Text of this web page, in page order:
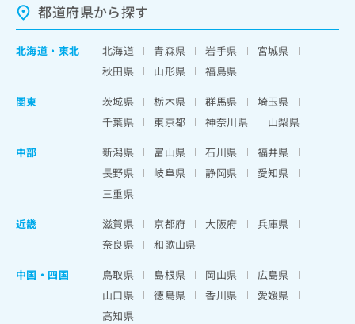
都道府県から探す
北海道 ・ 東北 北海道 青森県 岩手県
宮城県
秋田県
山形県
福島県
関東
茨城県 栃木県 群馬県
埼玉県
千葉県
東京都 神奈川県
山梨県
中部
新潟県 富山県 石川県
福井県
長野県
岐阜県 静岡県
愛知県
三重県
近畿
滋賀県 京都府 大阪府
兵庫県
奈良県
和歌山県
中国・四国
鳥取県 島根県 岡山県
広島県
山口県
徳島県 香川県
愛媛県
高知県